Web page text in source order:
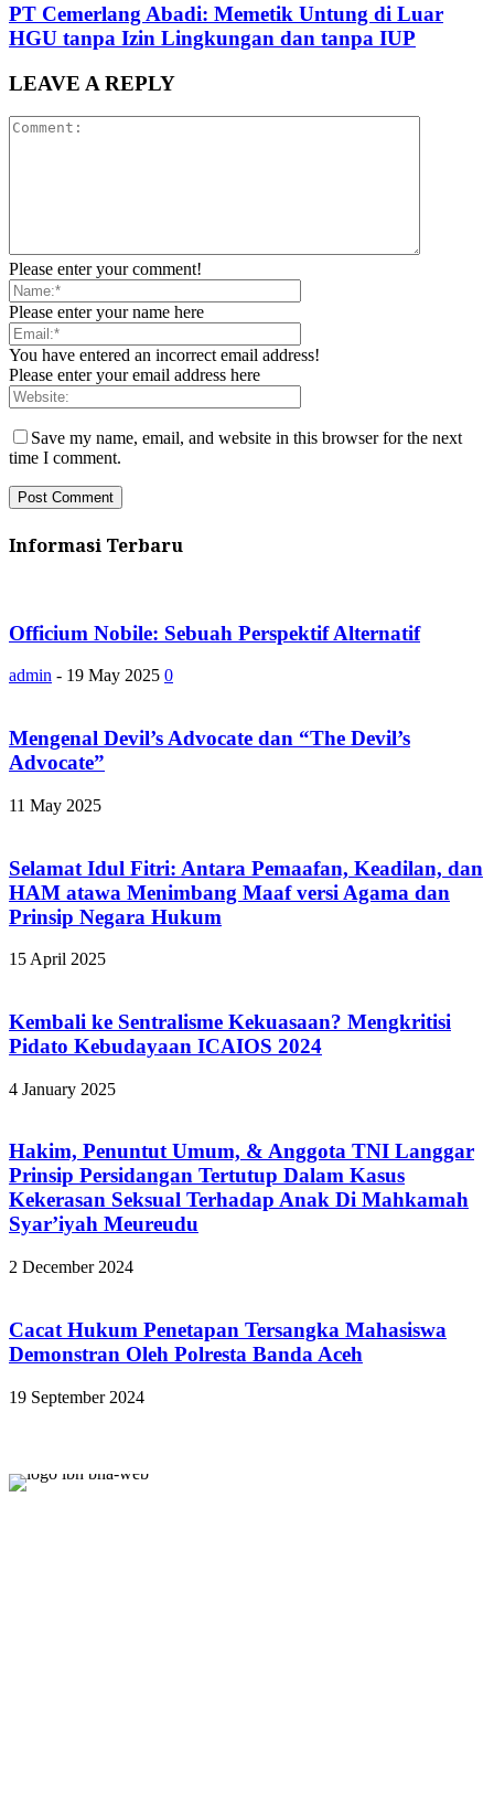
PT Cemerlang Abadi: Memetik Untung di Luar
HGU tanpa Izin Lingkungan dan tanpa IUP
LEAVE A REPLY
Please enter your comment!
Please enter your name here
You have entered an incorrect email address!
Please enter your email address here
Save my name, email, and website in this browser for the next
time I comment.
Informasi Terbaru
Officium Nobile: Sebuah Perspektif Alternatif
admin - 19 May 2025 0
Mengenal Devil’s Advocate dan “The Devil’s
Advocate”
11 May 2025
Selamat Idul Fitri: Antara Pemaafan, Keadilan, dan
HAM atawa Menimbang Maaf versi Agama dan
Prinsip Negara Hukum
15 April 2025
Kembali ke Sentralisme Kekuasaan? Mengkritisi
Pidato Kebudayaan ICAIOS 2024
4 January 2025
Hakim, Penuntut Umum, & Anggota TNI Langgar
Prinsip Persidangan Tertutup Dalam Kasus
Kekerasan Seksual Terhadap Anak Di Mahkamah
Syar’iyah Meureudu
2 December 2024
Cacat Hukum Penetapan Tersangka Mahasiswa
Demonstran Oleh Polresta Banda Aceh
19 September 2024